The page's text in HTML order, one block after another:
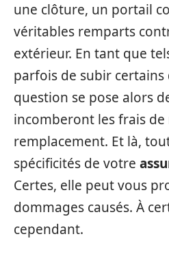
une clôture, un portail
véritables remparts
extérieur. En tant que
parfois de subir certains
question se pose alors
incomberont les frais
remplacement. Et là,
spécificités de votre
Certes, elle peut vous
dommages causés. À
cependant.